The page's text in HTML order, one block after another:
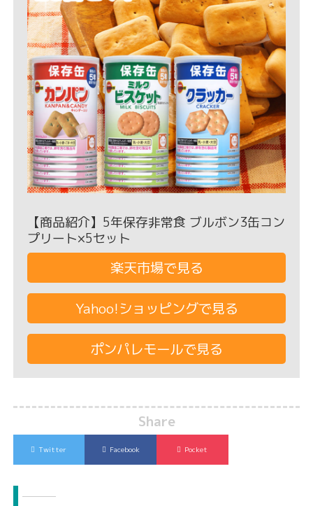
【商品紹介】5年保存非常食 ブルボン3缶コン
プリート×5セット
楽天市場で見る
Yahoo!ショッピングで見る
ポンパレモールで見る
Share
Twitter Facebook Pocket